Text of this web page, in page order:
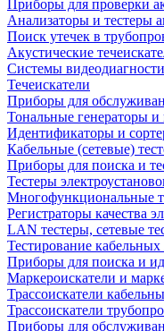
Приборы для проверки
Анализаторы и тестеры
Поиск утечек в
Акустические
Системы
Течеискатели
Приборы для
Тональные генераторы
Идентификаторы и
Кабельные (сетевые)
Приборы для поиска и
Тестеры
Многофункциональные
Регистраторы качества
LAN тестеры, сетевые
Тестирование
Приборы для поиска и
Маркероискатели и
Трассоискатели
Трассоискатели
Приборы для